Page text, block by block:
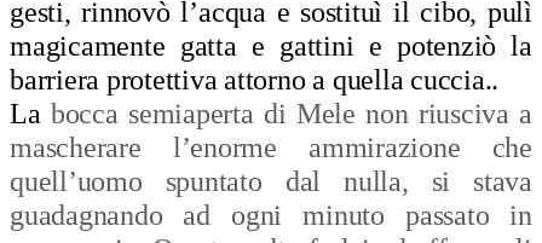
gesti, rinnovò l’acqua e sostituì il cibo, pulì
magicamente gatta e gattini e potenziò la
barriera protettiva attorno a quella cuccia..
La bocca semiaperta di Mele non riusciva a
mascherare l’enorme ammirazione che
quell’uomo spuntato dal nulla, si stava
guadagnando ad ogni minuto passato in